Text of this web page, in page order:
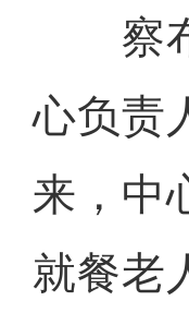
察布
心负责
来，中
就餐老